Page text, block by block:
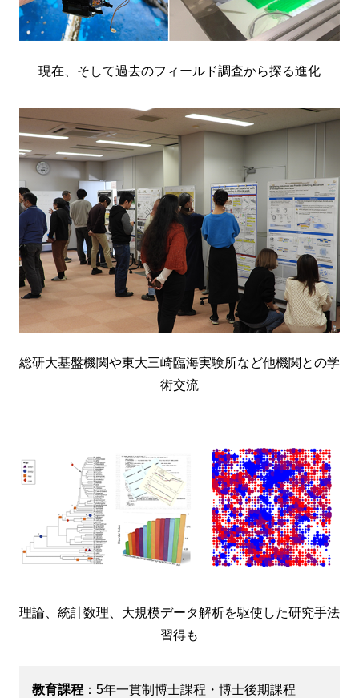
現在、そして過去のフィールド調査から探る進化
総研大基盤機関や東大三崎臨海実験所など他機関との学
術交流
理論、統計数理、大規模データ解析を駆使した研究手法
習得も
教育課程 ：5年一貫制博士課程・博士後期課程